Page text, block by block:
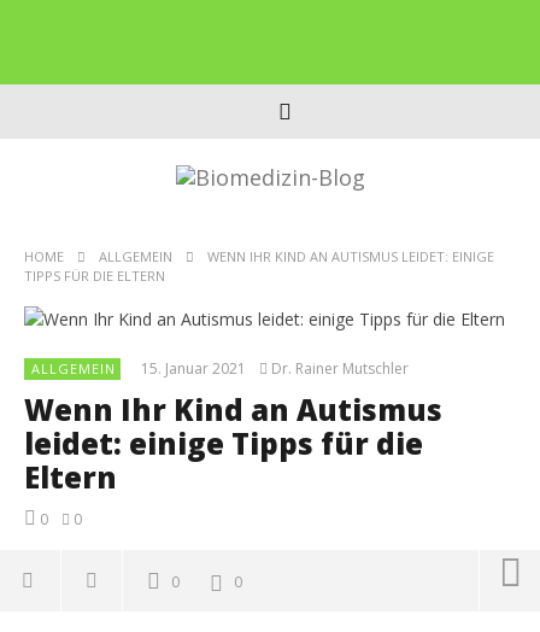
HOME ALLGEMEIN
WENN IHR KIND AN AUTISMUS LEIDET: EINIGE
TIPPS FÜR DIE ELTERN
ALLGEMEIN 15. Januar 2021 Dr. Rainer Mutschler
Wenn Ihr Kind an Autismus
leidet: einige Tipps für die
Eltern
0 0
0 0